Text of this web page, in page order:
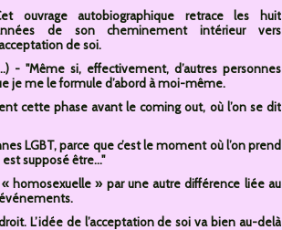
ouvrage autobiographique retrace les huit
de son cheminement intérieur vers
de soi.
- "Même si, effectivement, d’autres personnes
je me le formule d’abord à moi-même.
cette phase avant le coming out, où l’on se dit
LGBT, parce que c’est le moment où l’on prend
est supposé être..."
homosexuelle » par une autre différence liée au
L’idée de l’acceptation de soi va bien au-delà